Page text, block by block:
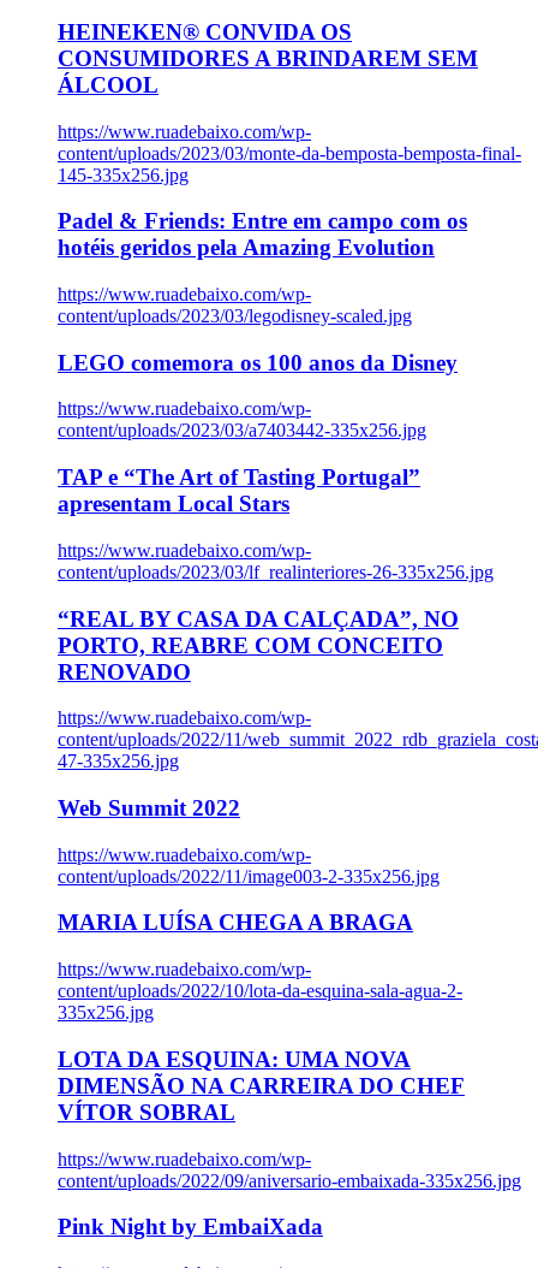
HEINEKEN® CONVIDA OS
CONSUMIDORES A BRINDAREM SEM
ÁLCOOL
https://www.ruadebaixo.com/wp-
content/uploads/2023/03/monte-da-bemposta-bemposta-final-
145-335x256.jpg
Padel & Friends: Entre em campo com os
hotéis geridos pela Amazing Evolution
https://www.ruadebaixo.com/wp-
content/uploads/2023/03/legodisney-scaled.jpg
LEGO comemora os 100 anos da Disney
https://www.ruadebaixo.com/wp-
content/uploads/2023/03/a7403442-335x256.jpg
TAP e “The Art of Tasting Portugal”
apresentam Local Stars
https://www.ruadebaixo.com/wp-
content/uploads/2023/03/lf_realinteriores-26-335x256.jpg
“REAL BY CASA DA CALÇADA”, NO
PORTO, REABRE COM CONCEITO
RENOVADO
https://www.ruadebaixo.com/wp-
content/uploads/2022/11/
47-335x256.jpg
Web Summit 2022
https://www.ruadebaixo.com/wp-
content/uploads/2022/11/image003-2-335x256.jpg
MARIA LUÍSA CHEGA A BRAGA
https://www.ruadebaixo.com/wp-
content/uploads/2022/10/lota-da-esquina-sala-agua-2-
335x256.jpg
LOTA DA ESQUINA: UMA NOVA
DIMENSÃO NA CARREIRA DO CHEF
VÍTOR SOBRAL
https://www.ruadebaixo.com/wp-
content/uploads/2022/09/aniversario-embaixada-335x256.jpg
Pink Night by EmbaiXada